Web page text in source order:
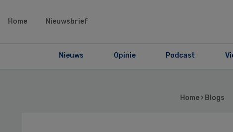
Home Nieuwsbrief
Nieuws Opinie Podcast
Home › Blogs